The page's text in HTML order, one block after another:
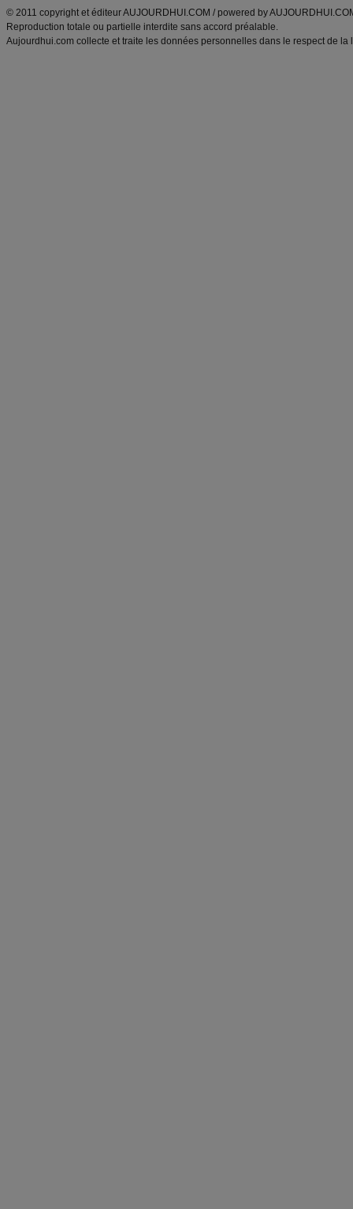
© 2011 copyright et éditeur AUJOURDHUI.COM / powered by
Reproduction totale ou partielle interdite sans accord préalable.
Aujourdhui.com collecte et traite les données personnelles dans le respect de